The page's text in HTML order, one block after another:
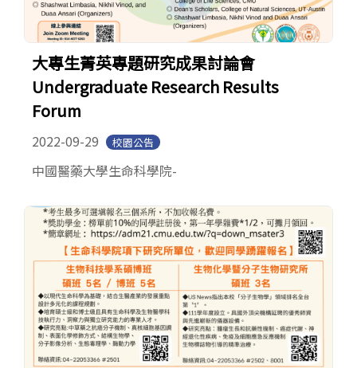
大專生菁英專題研究成果討論會
Undergraduate Research Results
Forum
2022-09-29 校園公告
中國醫藥大學生命科學院-